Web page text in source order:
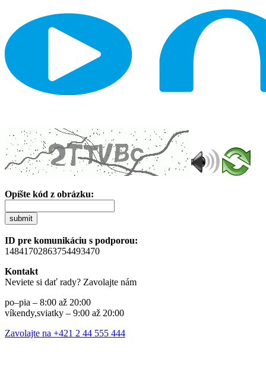
Opíšte kód z obrázku:
submit
ID pre komunikáciu s podporou:
14841702863754493470
Kontakt
Neviete si dať rady? Zavolajte nám
po–pia – 8:00 až 20:00
víkendy,sviatky – 9:00 až 20:00
Zavolajte na +421 2 44 555 444